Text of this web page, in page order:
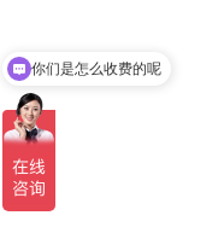
现在有优惠活动吗